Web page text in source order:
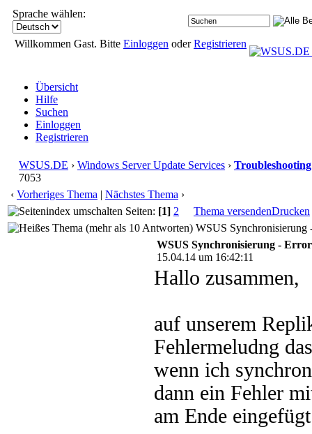
Sprache wählen:
Willkommen Gast. Bitte Einloggen oderRegistrieren
Übersicht
Hilfe
Suchen
Einloggen
Registrieren
WSUS.DE › Windows Server Update Services › Troubleshooting
7053
‹ Vorheriges Thema | Nächstes Thema ›
Seiten: [1] 2 Thema versendenDrucken
WSUS Synchronisierung
WSUS Synchronisierung -
15.04.14 um 16:42:11
Hallo zusammen,
auf unserem
Fehlermeludng
wenn ich
dann ein Fehler
am Ende